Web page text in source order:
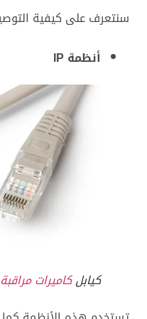
سنتعرف على كيفية
أنظمة IP
كيابلكاميرات مراقبة